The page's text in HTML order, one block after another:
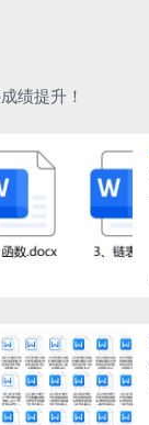
绩提升！